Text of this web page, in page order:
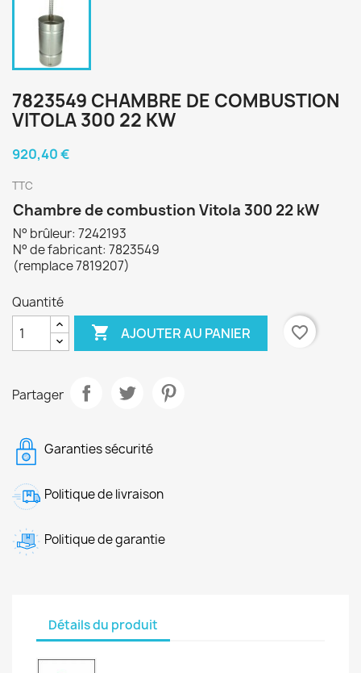
7823549 CHAMBRE DE COMBUSTION
VITOLA 300 22 KW
920,40 €
TTC
Chambre de combustion Vitola 300 22 kW
N° brûleur: 7242193
N° de fabricant: 7823549
(remplace 7819207)
Quantité
 AJOUTER AU PANIER favorite_border
Partager
Garanties sécurité
Politique de livraison
Politique de garantie
Détails du produit